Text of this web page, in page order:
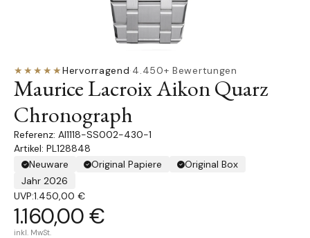
★★★★★Hervorragend·4.450+ Bewertungen
Maurice Lacroix Aikon Quarz
Chronograph
AI1118-SS002-430-1
Artikel: PL128848
Neuware
Original Papiere
Original Box
Jahr 2026
UVP:1.450,00 €
1.160,00 €
inkl. MwSt.